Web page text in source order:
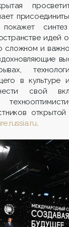
синтез
идей
сложном и
в культуре
свой
.